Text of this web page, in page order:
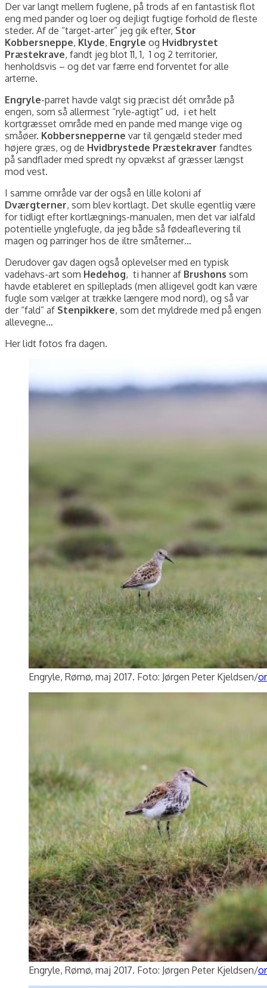
Der var langt mellem fuglene, på trods af en fantastisk flot
eng med pander og loer og dejligt fugtige forhold de fleste
steder. Af de “target-arter” jeg gik efter, Stor
Kobbersneppe, Klyde, Engryle og Hvidbrystet
Præstekrave, fandt jeg blot 11, 1, 1 og 2 territorier,
henholdsvis – og det var færre end forventet for alle
arterne.
Engryle-parret havde valgt sig præcist dét område på
engen, som så allermest “ryle-agtigt” ud, i et helt
kortgræsset område med en pande med mange vige og
småøer. Kobbersnepperne var til gengæld steder med
højere græs, og de Hvidbrystede Præstekraver fandtes
på sandflader med spredt ny opvækst af græsser længst
mod vest.
I samme område var der også en lille koloni af
Dværgterner, som blev kortlagt. Det skulle egentlig være
for tidligt efter kortlægnings-manualen, men det var ialfald
potentielle ynglefugle, da jeg både så fødeaflevering til
magen og parringer hos de iltre småterner…
Derudover gav dagen også oplevelser med en typisk
vadehavs-art som Hedehøg, ti hanner af Brushøns som
havde etableret en spilleplads (men alligevel godt kan være
fugle som vælger at trække længere mod nord), og så var
der “fald” af Stenpikkere, som det myldrede med på engen
allevegne…
Her lidt fotos fra dagen.
Engryle, Rømø, maj 2017. Foto: Jørgen Peter Kjeldsen/
Engryle, Rømø, maj 2017. Foto: Jørgen Peter Kjeldsen/